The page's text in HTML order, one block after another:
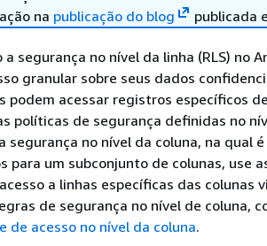
na publicação do blog publicada
a segurança no nível da linha (RLS) no
granular sobre seus dados
podem acessar registros específicos
políticas de segurança definidas no
segurança no nível da coluna, na qual
para um subconjunto de colunas, use
a linhas específicas das colunas
de segurança no nível de coluna,
de acesso no nível da coluna.